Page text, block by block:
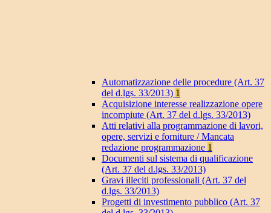
Automatizzazione delle procedure (Art. 37
del d.lgs. 33/2013) 1
Acquisizione interesse realizzazione opere
incompiute (Art. 37 del d.lgs. 33/2013)
Atti relativi alla programmazione di lavori,
opere, servizi e forniture / Mancata
redazione programmazione 1
Documenti sul sistema di qualificazione
(Art. 37 del d.lgs. 33/2013)
Gravi illeciti professionali (Art. 37 del
d.lgs. 33/2013)
Progetti di investimento pubblico (Art. 37